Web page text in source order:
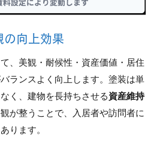
の向上効果
、美観・耐候性・資産価値・居住
ランスよく向上します。塗装は単
く、建物を長持ちさせる資産維持
が整うことで、入居者や訪問者に
ります。